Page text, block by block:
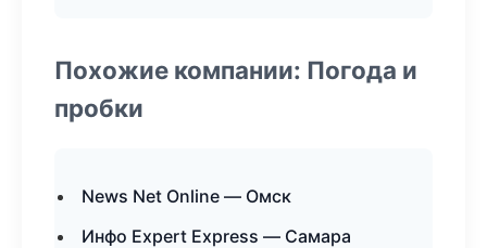
Похожие компании: Погода и
пробки
News Net Online — Омск
Инфо Expert Express — Самара